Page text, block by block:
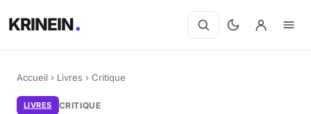
KRINEIN
Accueil › Livres › Critique
LIVRES CRITIQUE